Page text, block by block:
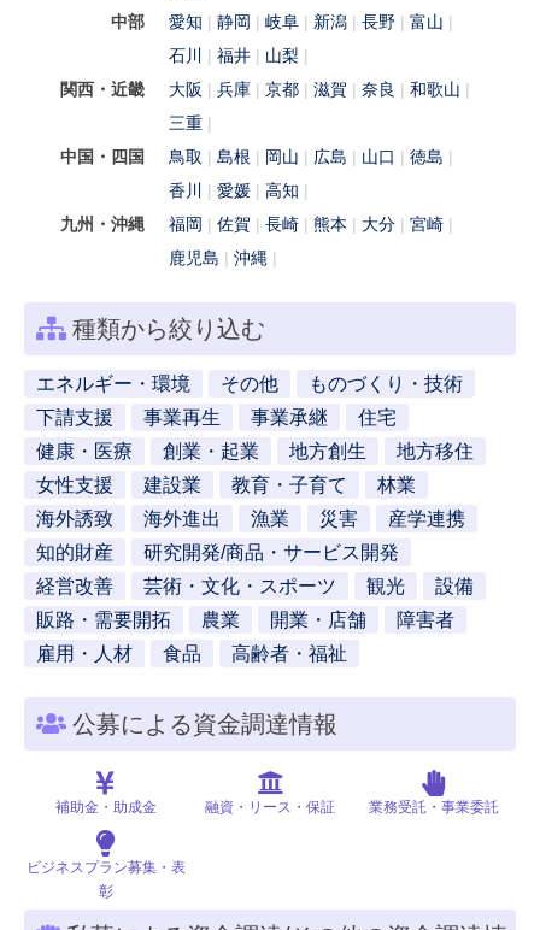
中部
愛知 静岡 岐阜 新潟 長野
富山
石川
福井
山梨
関西・近畿
大阪 兵庫 京都 滋賀 奈良
和歌山
三重
中国・四国
鳥取 島根 岡山 広島 山口
徳島
香川
愛媛
高知
九州・沖縄
福岡 佐賀 長崎 熊本 大分
宮崎
鹿児島
沖縄
種類から絞り込む
エネルギー・環境 その他
ものづくり・技術
下請支援
事業再生 事業承継
住宅
健康・医療
創業・起業 地方創生
地方移住
女性支援
建設業 教育・子育て
林業
海外誘致
海外進出 漁業 災害
産学連携
知的財産
研究開発/商品・サービス開発
経営改善
芸術・文化・スポーツ 観光
設備
販路・需要開拓
農業 開業・店舗
障害者
雇用・人材
食品 高齢者・福祉
公募による資金調達情報
補助金・助成金 融資・リース・保証 業務受託・事業委託
ビジネスプラン募集・表
彰